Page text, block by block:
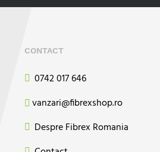
CONTACT
0742 017 646
vanzari@fibrexshop.ro
Despre Fibrex Romania